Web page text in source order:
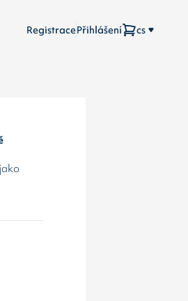
RegistracePřihlášení cs